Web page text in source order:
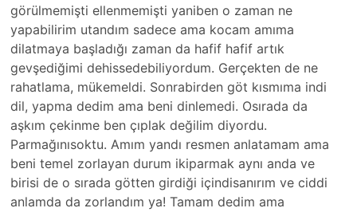
görülmemişti ellenmemişti yaniben o zaman ne
yapabilirim utandım sadece ama kocam amıma
dilatmaya başladığı zaman da hafif hafif artık
gevşediğimi dehissedebiliyordum. Gerçekten de ne
rahatlama, mükemeldi. Sonrabirden göt kısmıma indi
dil, yapma dedim ama beni dinlemedi. Osırada da
aşkım çekinme ben çıplak değilim diyordu.
Parmağınısoktu. Amım yandı resmen anlatamam ama
beni temel zorlayan durum ikiparmak aynı anda ve
birisi de o sırada götten girdiği içindisanırım ve ciddi
anlamda da zorlandım ya! Tamam dedim ama